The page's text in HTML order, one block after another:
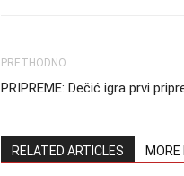
PRETHODNO
PRIPREME: Dečić igra prvi
RELATED ARTICLES